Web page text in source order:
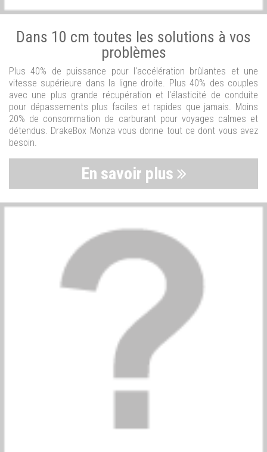
Dans 10 cm toutes les solutions à vos
problèmes
Plus 40% de puissance pour l'accélération brûlantes et une
vitesse supérieure dans la ligne droite. Plus 40% des couples
avec une plus grande récupération et l'élasticité de conduite
pour dépassements plus faciles et rapides que jamais. Moins
20% de consommation de carburant pour voyages calmes et
détendus. DrakeBox Monza vous donne tout ce dont vous avez
besoin.
En savoir plus